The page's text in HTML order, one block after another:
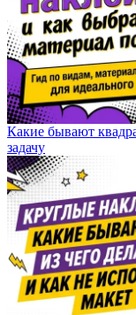
Какие бывают
задачу